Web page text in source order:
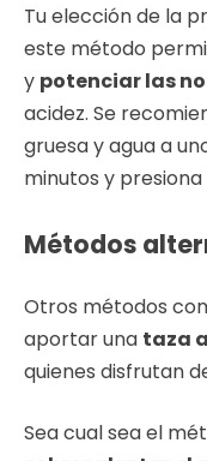
Tu elección de la
este método
y potenciar las
acidez. Se
gruesa y agua a
minutos y
Métodos
Otros métodos
aportar una taza
quienes disfrutan
Sea cual sea el